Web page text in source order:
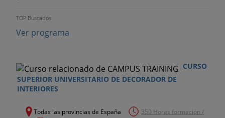
TOP Buscados
Ver programa
CURSO
SUPERIOR UNIVERSITARIO DE DECORADOR DE
INTERIORES
Todas las provincias de España
350 Horas formación /